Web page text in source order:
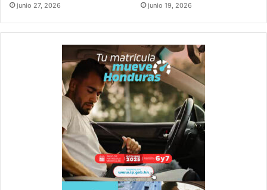
junio 27, 2026 junio 19, 2026